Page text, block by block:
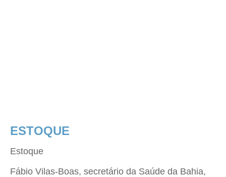
ESTOQUE
Estoque
Fábio Vilas-Boas, secretário da Saúde da Bahia,